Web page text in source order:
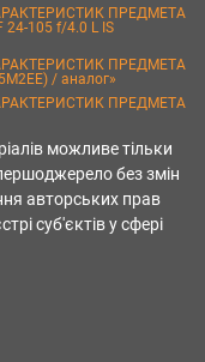
ПРЕДМЕТА
24-105 f/4.0 L IS
ПРЕДМЕТА
/ аналог»
ПРЕДМЕТА
можливе тільки
без змін
авторських прав
суб'єктів у сфері